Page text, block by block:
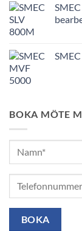
BOKA MÖTE